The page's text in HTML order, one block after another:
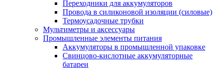
Переходники для аккумуляторов
Провода в силиконовой изоляции (силовые)
Термоусадочные трубки
Мультиметры и аксессуары
Промышленные элементы питания
Аккумуляторы в промышленной упаковке
Свинцово-кислотные аккумуляторные
батареи